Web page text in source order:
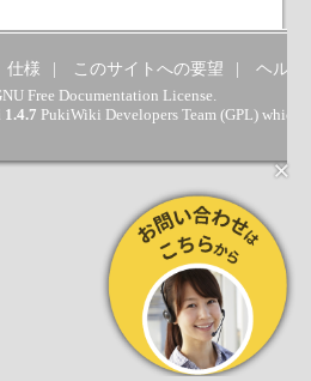
仕様 このサイトへの要望 ヘルプ
Free Documentation License.
PukiWiki Developers Team (GPL) which
×